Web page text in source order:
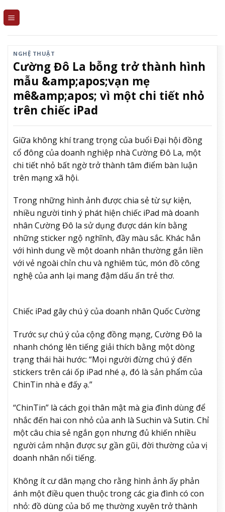
NGHỆ THUẬT
Cường Đô La bỗng trở thành hình
mẫu &amp;apos;vạn mẹ
mê&amp;apos; vì một chi tiết nhỏ
trên chiếc iPad
Giữa không khí trang trọng của buổi Đại hội đồng
cổ đông của doanh nghiệp nhà Cường Đô La, một
chi tiết nhỏ bất ngờ trở thành tâm điểm bàn luận
trên mạng xã hội.
Trong những hình ảnh được chia sẻ từ sự kiện,
nhiều người tinh ý phát hiện chiếc iPad mà doanh
nhân Cường Đô la sử dụng được dán kín bằng
những sticker ngộ nghĩnh, đầy màu sắc. Khác hẳn
với hình dung về một doanh nhân thường gắn liền
với vẻ ngoài chỉn chu và nghiêm túc, món đồ công
nghệ của anh lại mang đậm dấu ấn trẻ thơ.
Chiếc iPad gây chú ý của doanh nhân Quốc Cường
Trước sự chú ý của cộng đồng mạng, Cường Đô la
nhanh chóng lên tiếng giải thích bằng một dòng
trạng thái hài hước: “Mọi người đừng chú ý đến
stickers trên cái ốp iPad nhé ạ, đó là sản phẩm của
ChinTin nhà e đấy ạ.”
“ChinTin” là cách gọi thân mật mà gia đình dùng để
nhắc đến hai con nhỏ của anh là Suchin và Sutin. Chỉ
một câu chia sẻ ngắn gọn nhưng đủ khiến nhiều
người cảm nhận được sự gần gũi, đời thường của vị
doanh nhân nổi tiếng.
Không ít cư dân mạng cho rằng hình ảnh ấy phản
ánh một điều quen thuộc trong các gia đình có con
nhỏ: đồ dùng của bố mẹ thường xuyên trở thành